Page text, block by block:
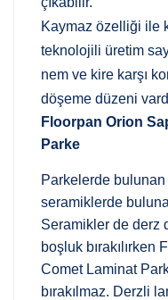
Kaymaz özelliği ile
teknolojili üretim
nem ve kire karşı
döşeme düzeni
Floorpan Orion
Parke
Parkelerde
seramiklerde
Seramikler de derz
boşluk
Comet Laminat
bırakılmaz. Derzli